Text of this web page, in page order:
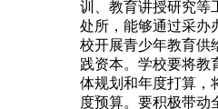
训、教育讲授研究等
处所，能够通过采办
校开展青少年教育供
践资本。学校要将教
体规划和年度打算，
度预算。要积极带动